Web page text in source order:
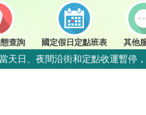
查詢 國定假日定點班表 其他
日、夜間沿街和定點收運暫停
定時定點暫停收運，夜間沿街正
日、夜間沿街和定點收運暫停